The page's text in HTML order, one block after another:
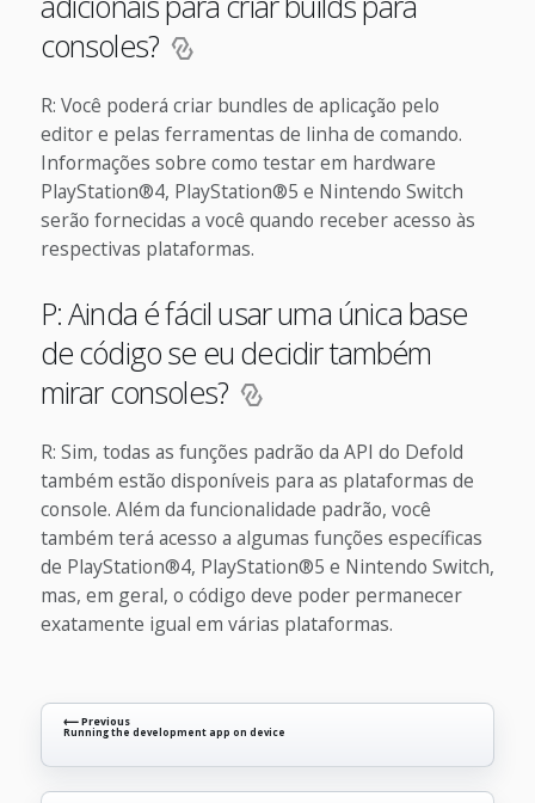
consoles?
R: Você poderá criar bundles de aplicação pelo
editor e pelas ferramentas de linha de comando.
Informações sobre como testar em hardware
PlayStation®4, PlayStation®5 e Nintendo Switch
serão fornecidas a você quando receber acesso às
respectivas plataformas.
P: Ainda é fácil usar uma única base
de código se eu decidir também
mirar consoles?
R: Sim, todas as funções padrão da API do Defold
também estão disponíveis para as plataformas de
console. Além da funcionalidade padrão, você
também terá acesso a algumas funções específicas
de PlayStation®4, PlayStation®5 e Nintendo Switch,
mas, em geral, o código deve poder permanecer
exatamente igual em várias plataformas.
⟵ Previous
Running the development app on device